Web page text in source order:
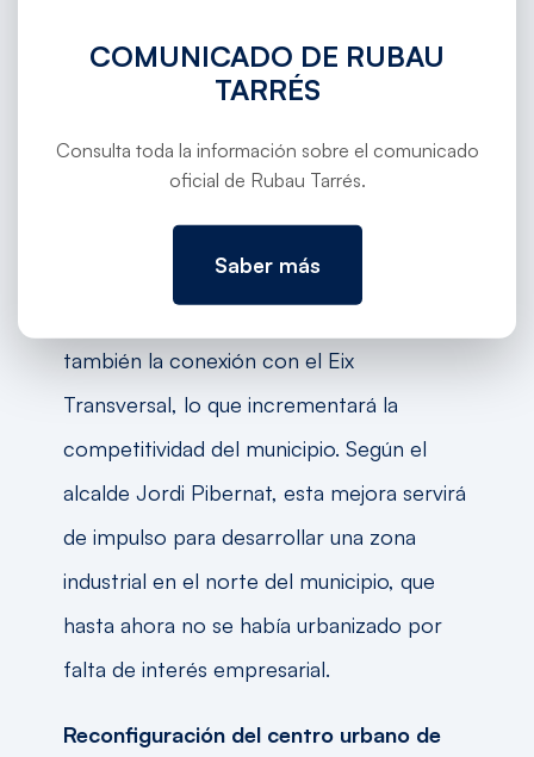
Impacto en la conectividad y el
La apertura de la variante de Anglès
mejorará significativamente la conexión
entre Girona, Olot y la comarca de la
también la conexión con el Eix
Transversal, lo que incrementará la
competitividad del municipio. Según el
alcalde Jordi Pibernat, esta mejora servirá
de impulso para desarrollar una zona
industrial en el norte del municipio, que
hasta ahora no se había urbanizado por
falta de interés empresarial.
Reconfiguración del centro urbano de
COMUNICADO DE RUBAU
TARRÉS
Consulta toda la información sobre el comunicado
oficial de Rubau Tarrés.
Saber más